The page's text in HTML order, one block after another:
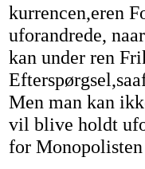
kurrencen,eren
uforandrede,
kan under ren
Men man kan
vil blive holdt
for